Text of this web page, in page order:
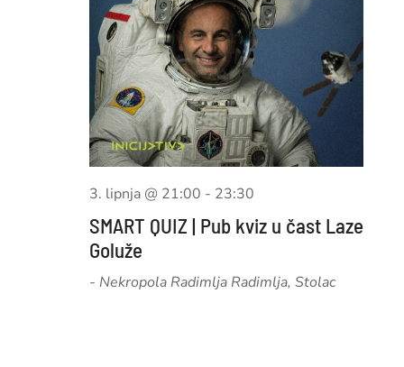
3. lipnja @ 21:00 - 23:30
SMART QUIZ | Pub kviz u čast Laze
Goluže
- Nekropola Radimlja Radimlja, Stolac